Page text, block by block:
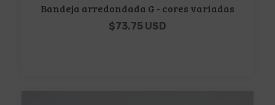
Bandeja arredondada G - cores variadas
$73.75 USD